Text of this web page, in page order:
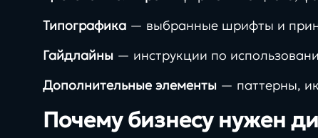
Контакты
8 800 505 34 99
info@direkt.ink
Типографика — выбранные шрифты и
Гайдлайны — инструкции по
Дополнительные элементы — паттерны,
Почему бизнесу нужен